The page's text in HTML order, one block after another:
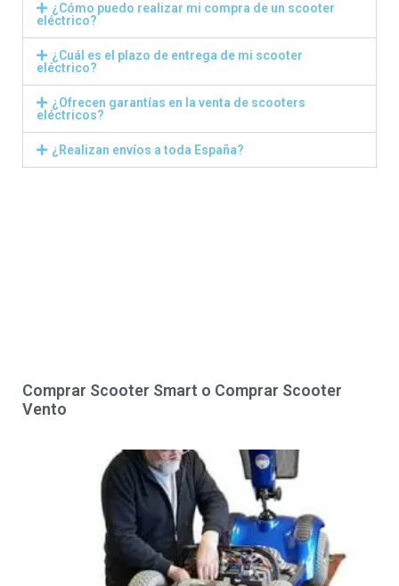
¿Cómo puedo realizar mi compra de un scooter
eléctrico?
¿Cuál es el plazo de entrega de mi scooter
eléctrico?
¿Ofrecen garantías en la venta de scooters
eléctricos?
¿Realizan envíos a toda España?
Comprar Scooter Smart o Comprar Scooter
Vento